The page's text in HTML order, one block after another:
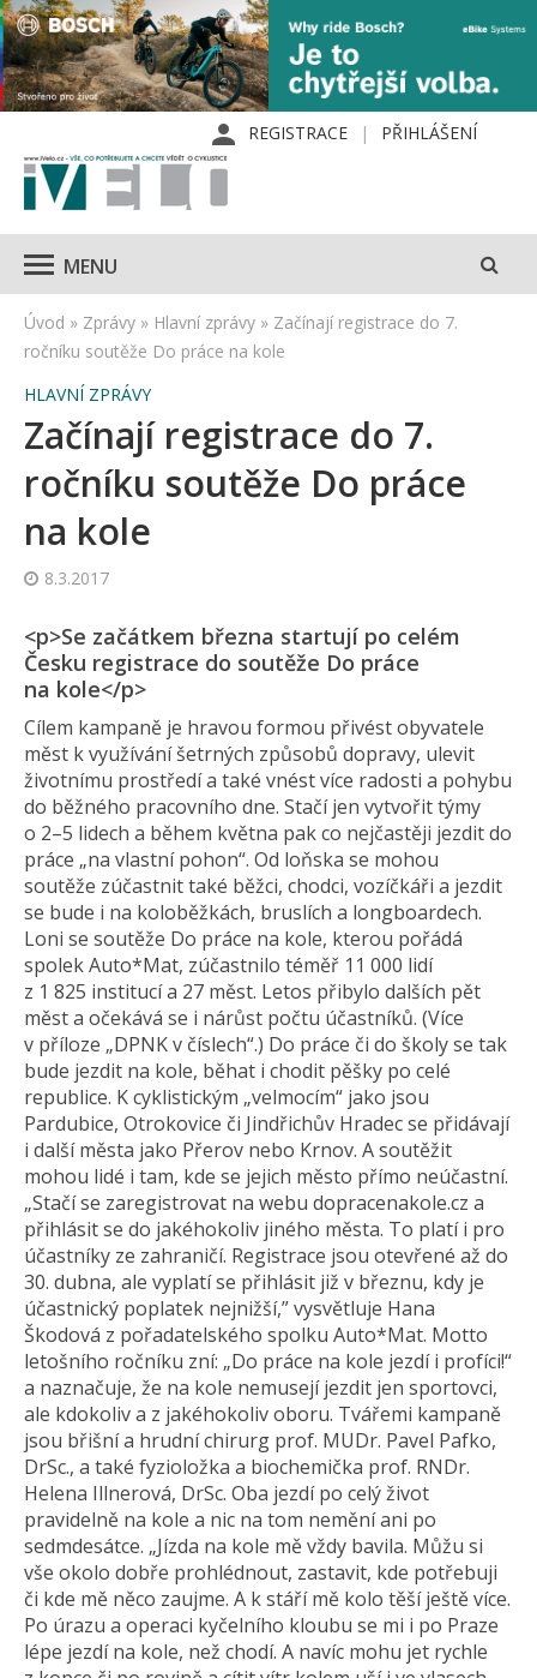
REGISTRACE PŘIHLÁŠENÍ
MENU
Úvod » Zprávy » Hlavní zprávy » Začínají registrace do 7.
ročníku soutěže Do práce na kole
HLAVNÍ ZPRÁVY
Začínají registrace do 7.
ročníku soutěže Do práce
na kole
8.3.2017
<p>Se začátkem března startují po celém
Česku registrace do soutěže Do práce
na kole</p>
Cílem kampaně je hravou formou přivést obyvatele
měst k využívání šetrných způsobů dopravy, ulevit
životnímu prostředí a také vnést více radosti a pohybu
do běžného pracovního dne. Stačí jen vytvořit týmy
o 2–5 lidech a během května pak co nejčastěji jezdit do
práce „na vlastní pohon“. Od loňska se mohou
soutěže zúčastnit také běžci, chodci, vozíčkáři a jezdit
se bude i na koloběžkách, bruslích a longboardech.
Loni se soutěže Do práce na kole, kterou pořádá
spolek Auto*Mat, zúčastnilo téměř 11 000 lidí
z 1 825 institucí a 27 měst. Letos přibylo dalších pět
měst a očekává se i nárůst počtu účastníků. (Více
v příloze „DPNK v číslech“.) Do práce či do školy se tak
bude jezdit na kole, běhat i chodit pěšky po celé
republice. K cyklistickým „velmocím“ jako jsou
Pardubice, Otrokovice či Jindřichův Hradec se přidávají
i další města jako Přerov nebo Krnov. A soutěžit
mohou lidé i tam, kde se jejich město přímo neúčastní.
„Stačí se zaregistrovat na webu dopracenakole.cz a
přihlásit se do jakéhokoliv jiného města. To platí i pro
účastníky ze zahraničí. Registrace jsou otevřené až do
30. dubna, ale vyplatí se přihlásit již v březnu, kdy je
účastnický poplatek nejnižší,” vysvětluje Hana
Škodová z pořadatelského spolku Auto*Mat. Motto
letošního ročníku zní: „Do práce na kole jezdí i profíci!“
a naznačuje, že na kole nemusejí jezdit jen sportovci,
ale kdokoliv a z jakéhokoliv oboru. Tvářemi kampaně
jsou břišní a hrudní chirurg prof. MUDr. Pavel Pafko,
DrSc., a také fyzioložka a biochemička prof. RNDr.
Helena Illnerová, DrSc. Oba jezdí po celý život
pravidelně na kole a nic na tom nemění ani po
sedmdesátce. „Jízda na kole mě vždy bavila. Můžu si
vše okolo dobře prohlédnout, zastavit, kde potřebuji
či kde mě něco zaujme. A k stáří mě kolo těší ještě více.
Po úrazu a operaci kyčelního kloubu se mi i po Praze
lépe jezdí na kole, než chodí. A navíc mohu jet rychle